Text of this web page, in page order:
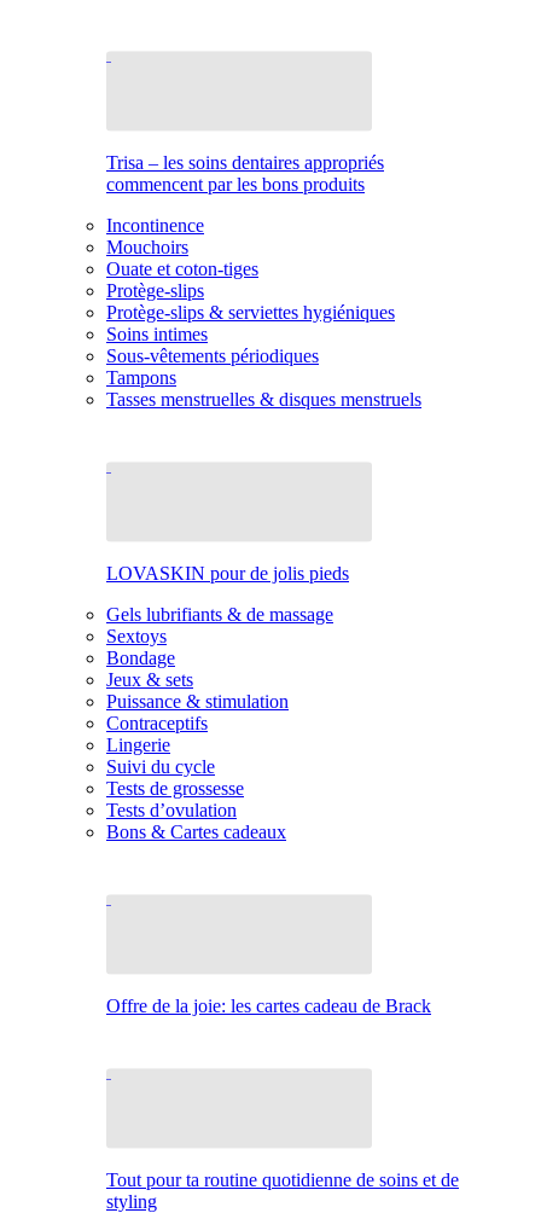
Trisa – les soins dentaires appropriés
commencent par les bons produits
Incontinence
Mouchoirs
Ouate et coton-tiges
Protège-slips
Protège-slips & serviettes hygiéniques
Soins intimes
Sous-vêtements périodiques
Tampons
Tasses menstruelles & disques menstruels
LOVASKIN pour de jolis pieds
Gels lubrifiants & de massage
Sextoys
Bondage
Jeux & sets
Puissance & stimulation
Contraceptifs
Lingerie
Suivi du cycle
Tests de grossesse
Tests d’ovulation
Bons & Cartes cadeaux
Offre de la joie: les cartes cadeau de Brack
Tout pour ta routine quotidienne de soins et de
styling